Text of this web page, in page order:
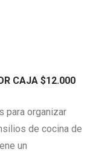
CAJA $12.000
para organizar
de cocina de
un